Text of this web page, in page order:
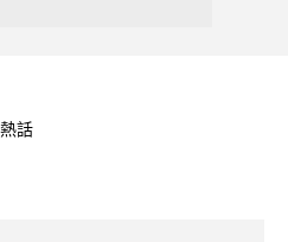
話